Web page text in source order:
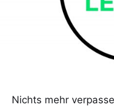
Nichts mehr